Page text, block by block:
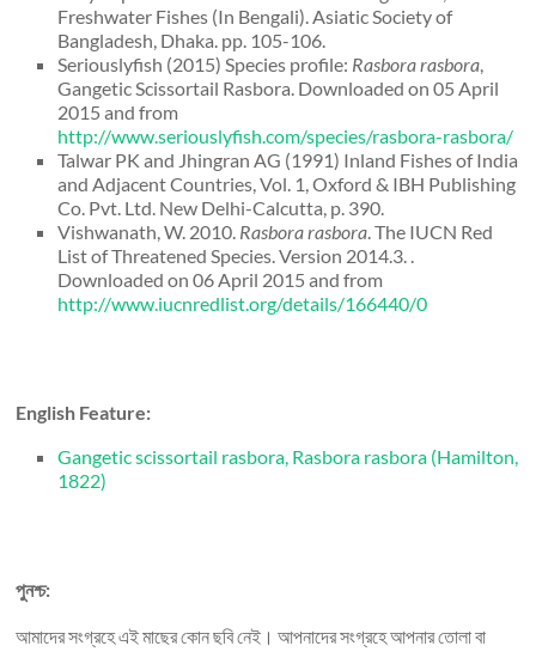
Freshwater Fishes (In Bengali). Asiatic Society of
Bangladesh, Dhaka. pp. 105-106.
Seriouslyfish (2015) Species profile: Rasbora rasbora,
Gangetic Scissortail Rasbora. Downloaded on 05 April
2015 and from
http://www.seriouslyfish.com/species/rasbora-rasbora/
Talwar PK and Jhingran AG (1991) Inland Fishes of India
and Adjacent Countries, Vol. 1, Oxford & IBH Publishing
Co. Pvt. Ltd. New Delhi-Calcutta, p. 390.
Vishwanath, W. 2010. Rasbora rasbora. The IUCN Red
List of Threatened Species. Version 2014.3. .
Downloaded on 06 April 2015 and from
http://www.iucnredlist.org/details/166440/0
English Feature:
Gangetic scissortail rasbora, Rasbora rasbora (Hamilton,
1822)
পুনশ্চ:
আমাদের সংগ্রহে এই মাছের কোন ছবি নেই। আপনাদের সংগ্রহে আপনার তোলা বা